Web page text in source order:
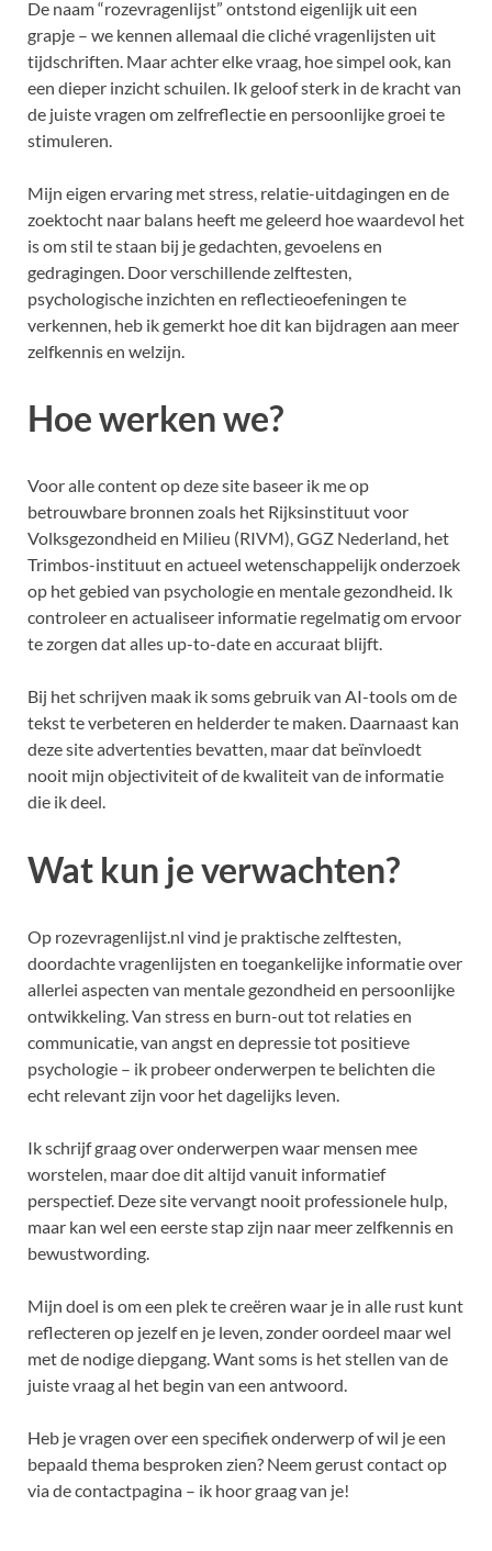
De naam “rozevragenlijst” ontstond eigenlijk uit een
grapje – we kennen allemaal die cliché vragenlijsten uit
tijdschriften. Maar achter elke vraag, hoe simpel ook, kan
een dieper inzicht schuilen. Ik geloof sterk in de kracht van
de juiste vragen om zelfreflectie en persoonlijke groei te
stimuleren.
Mijn eigen ervaring met stress, relatie-uitdagingen en de
zoektocht naar balans heeft me geleerd hoe waardevol het
is om stil te staan bij je gedachten, gevoelens en
gedragingen. Door verschillende zelftesten,
psychologische inzichten en reflectieoefeningen te
verkennen, heb ik gemerkt hoe dit kan bijdragen aan meer
zelfkennis en welzijn.
Hoe werken we?
Voor alle content op deze site baseer ik me op
betrouwbare bronnen zoals het Rijksinstituut voor
Volksgezondheid en Milieu (RIVM), GGZ Nederland, het
Trimbos-instituut en actueel wetenschappelijk onderzoek
op het gebied van psychologie en mentale gezondheid. Ik
controleer en actualiseer informatie regelmatig om ervoor
te zorgen dat alles up-to-date en accuraat blijft.
Bij het schrijven maak ik soms gebruik van AI-tools om de
tekst te verbeteren en helderder te maken. Daarnaast kan
deze site advertenties bevatten, maar dat beïnvloedt
nooit mijn objectiviteit of de kwaliteit van de informatie
die ik deel.
Wat kun je verwachten?
Op rozevragenlijst.nl vind je praktische zelftesten,
doordachte vragenlijsten en toegankelijke informatie over
allerlei aspecten van mentale gezondheid en persoonlijke
ontwikkeling. Van stress en burn-out tot relaties en
communicatie, van angst en depressie tot positieve
psychologie – ik probeer onderwerpen te belichten die
echt relevant zijn voor het dagelijks leven.
Ik schrijf graag over onderwerpen waar mensen mee
worstelen, maar doe dit altijd vanuit informatief
perspectief. Deze site vervangt nooit professionele hulp,
maar kan wel een eerste stap zijn naar meer zelfkennis en
bewustwording.
Mijn doel is om een plek te creëren waar je in alle rust kunt
reflecteren op jezelf en je leven, zonder oordeel maar wel
met de nodige diepgang. Want soms is het stellen van de
juiste vraag al het begin van een antwoord.
Heb je vragen over een specifiek onderwerp of wil je een
bepaald thema besproken zien? Neem gerust contact op
via de contactpagina – ik hoor graag van je!